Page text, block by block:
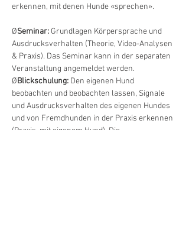
erkennen, mit denen Hunde «sprechen».
ØSeminar: Grundlagen Körpersprache und
Ausdrucksverhalten (Theorie, Video-Analysen
& Praxis). Das Seminar kann in der separaten
Veranstaltung angemeldet werden.
ØBlickschulung: Den eigenen Hund
beobachten und beobachten lassen, Signale
und Ausdrucksverhalten des eigenen Hundes
und von Fremdhunden in der Praxis erkennen
(Praxis, mit eigenem Hund). Die